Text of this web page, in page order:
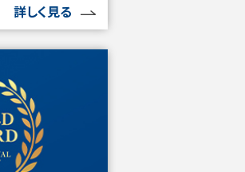
詳しく見る